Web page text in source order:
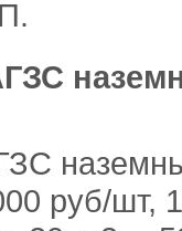
руб/шт,